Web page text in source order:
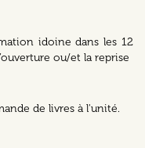
idoine dans les 12
ou/et la reprise
de livres à l'unité.